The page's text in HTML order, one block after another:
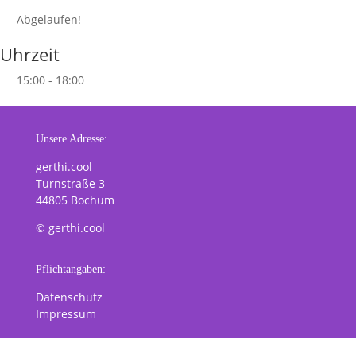
Abgelaufen!
Uhrzeit
15:00 - 18:00
Unsere Adresse:
gerthi.cool
Turnstraße 3
44805 Bochum
© gerthi.cool
Pflichtangaben:
Datenschutz
Impressum